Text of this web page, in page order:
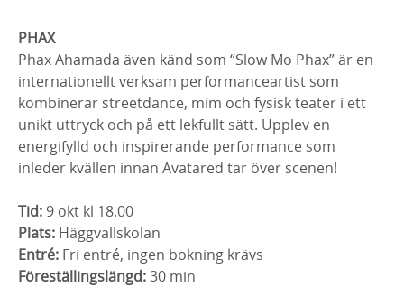
PHAX
Phax Ahamada även känd som “Slow Mo Phax” är en
internationellt verksam performanceartist som
kombinerar streetdance, mim och fysisk teater i ett
unikt uttryck och på ett lekfullt sätt. Upplev en
energifylld och inspirerande performance som
inleder kvällen innan Avatared tar över scenen!
Tid: 9 okt kl 18.00
Plats: Häggvallskolan
Entré: Fri entré, ingen bokning krävs
Föreställingslängd:30 min